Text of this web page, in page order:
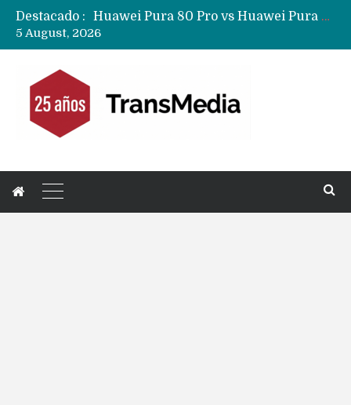
Destacado :
Huawei Pura 80 Pro vs Huawei Pura 90s Pro…. Cuál es la mejor compra en América Latina?
5 August, 2026